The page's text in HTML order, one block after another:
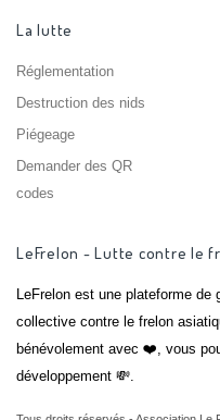
La lutte
Réglementation
Destruction des nids
Piégeage
Demander des QR
codes
LeFrelon - Lutte contre le
LeFrelon est une plateforme
collective contre le frelon
bénévolement avec ❤️, vous
développement 💸.